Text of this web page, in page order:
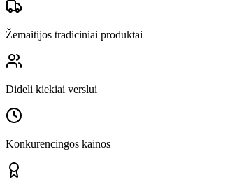
Žemaitijos tradiciniai produktai
Dideli kiekiai verslui
Konkurencingos kainos